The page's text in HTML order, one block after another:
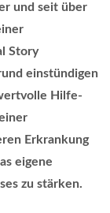
und seit über
Story
einstündigen
Hilfe-
Erkrankung
eigene
zu stärken.